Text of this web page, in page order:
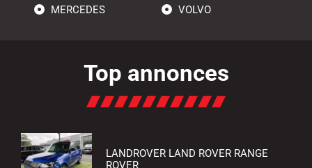
MERCEDES
VOLVO
Top annonces
LANDROVER LAND ROVER RANGE
ROVER